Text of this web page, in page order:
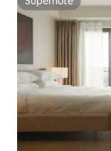
Superhôte